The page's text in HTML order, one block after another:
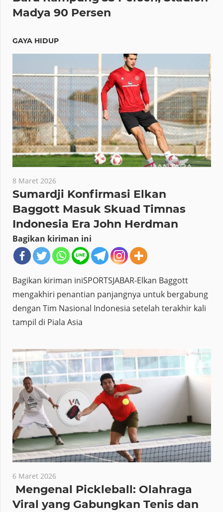
Madya 90 Persen
GAYA HIDUP
8 Maret 2026
Sumardji Konfirmasi Elkan
Baggott Masuk Skuad Timnas
Indonesia Era John Herdman
Bagikan kiriman ini
Bagikan kiriman iniSPORTSJABAR-Elkan Baggott
mengakhiri penantian panjangnya untuk bergabung
dengan Tim Nasional Indonesia setelah terakhir kali
tampil di Piala Asia
6 Maret 2026
Mengenal Pickleball: Olahraga
Viral yang Gabungkan Tenis dan